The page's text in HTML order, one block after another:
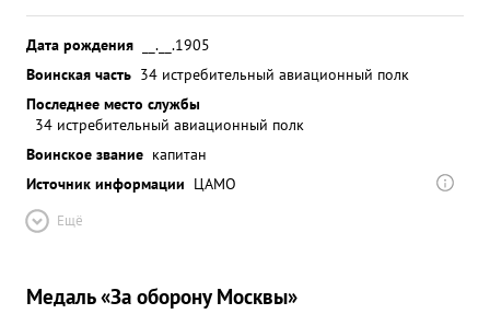
Дата рождения
__.__.1905
Воинская часть 34 истребительный авиационный полк
Последнее место службы
34 истребительный авиационный полк
Воинское звание капитан
Источник информации ЦАМО
Ещё
Медаль «За оборону Москвы»